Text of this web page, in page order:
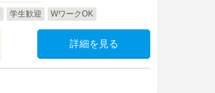
学生歓迎 WワークOK
詳細を見る